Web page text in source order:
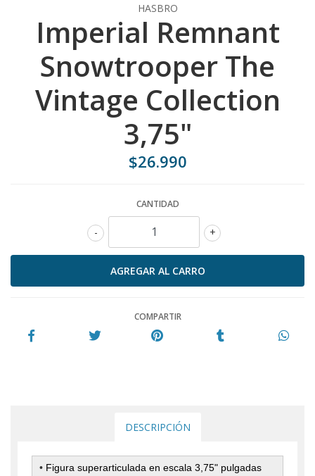
HASBRO
Imperial Remnant
Snowtrooper The
Vintage Collection
3,75"
$26.990
CANTIDAD
+
-
COMPARTIR
DESCRIPCIÓN
• Figura superarticulada en escala 3,75" pulgadas